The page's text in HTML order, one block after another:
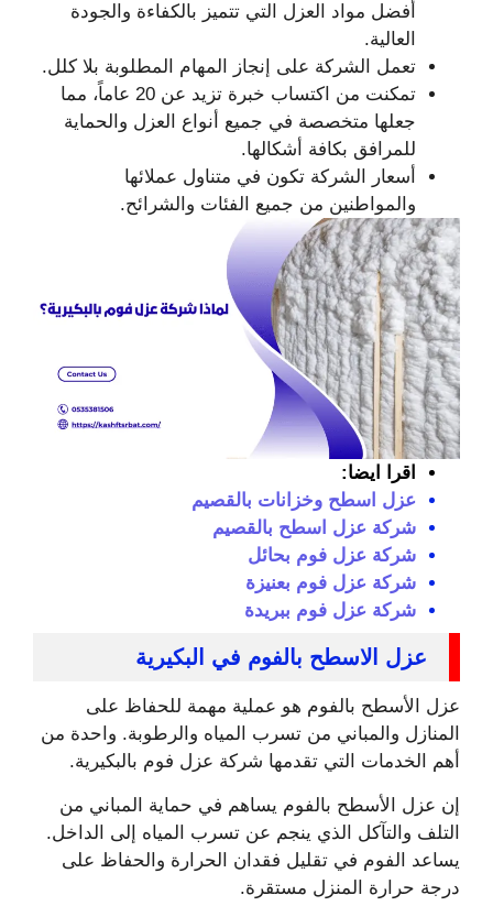
أفضل مواد العزل التي تتميز بالكفاءة والجودة
العالية.
تعمل الشركة على إنجاز المهام المطلوبة بلا كلل.
تمكنت من اكتساب خبرة تزيد عن 20 عاماً، مما
جعلها متخصصة في جميع أنواع العزل والحماية
للمرافق بكافة أشكالها.
أسعار الشركة تكون في متناول عملائها
والمواطنين من جميع الفئات والشرائح.
اقرا ايضا:
عزل اسطح وخزانات بالقصيم
شركة عزل اسطح بالقصيم
شركة عزل فوم بحائل
شركة عزل فوم بعنيزة
شركة عزل فوم ببريدة
عزل الاسطح بالفوم في البكيرية
عزل الأسطح بالفوم هو عملية مهمة للحفاظ على
المنازل والمباني من تسرب المياه والرطوبة. واحدة من
أهم الخدمات التي تقدمها شركة عزل فوم بالبكيرية.
إن عزل الأسطح بالفوم يساهم في حماية المباني من
التلف والتآكل الذي ينجم عن تسرب المياه إلى الداخل.
يساعد الفوم في تقليل فقدان الحرارة والحفاظ على
درجة حرارة المنزل مستقرة.